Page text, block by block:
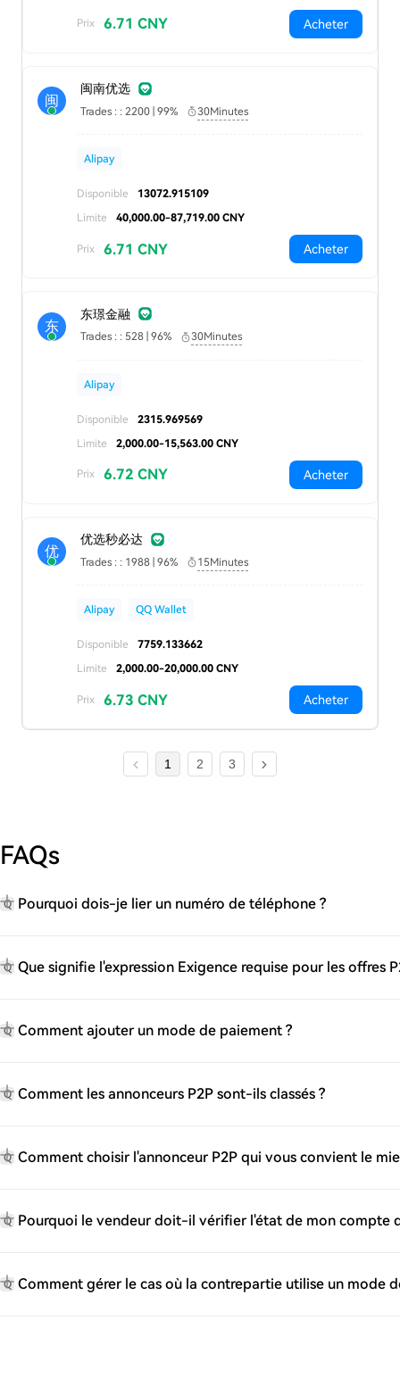
Prix 6.71 CNY Acheter
闽
闽南优选
Trades : : 2200 | 99% 30Minutes
Alipay
Disponible
13072.915109
Limite
40,000.00-87,719.00 CNY
Prix 6.71 CNY Acheter
东
东璟金融
Trades : : 528 | 96% 30Minutes
Alipay
Disponible
2315.969569
Limite
2,000.00-15,563.00 CNY
Prix 6.72 CNY Acheter
优
优选秒必达
Trades : : 1988 | 96% 15Minutes
Alipay QQ Wallet
Disponible
7759.133662
Limite
2,000.00-20,000.00 CNY
Prix 6.73 CNY Acheter
1 2 3
FAQs
Q Pourquoi dois-je lier un numéro de téléphone ?
Q Que signifie l'expression Exigence requise pour les offres
Q Comment ajouter un mode de paiement ?
Q Comment les annonceurs P2P sont-ils classés ?
Q Comment choisir l'annonceur P2P qui vous convient le
Q Pourquoi le vendeur doit-il vérifier l'état de mon compte
Q Comment gérer le cas où la contrepartie utilise un mode